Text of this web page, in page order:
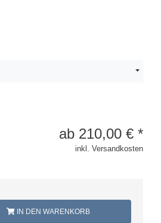
ab 210,00 € *
inkl. Versandkosten
IN DEN WARENKORB